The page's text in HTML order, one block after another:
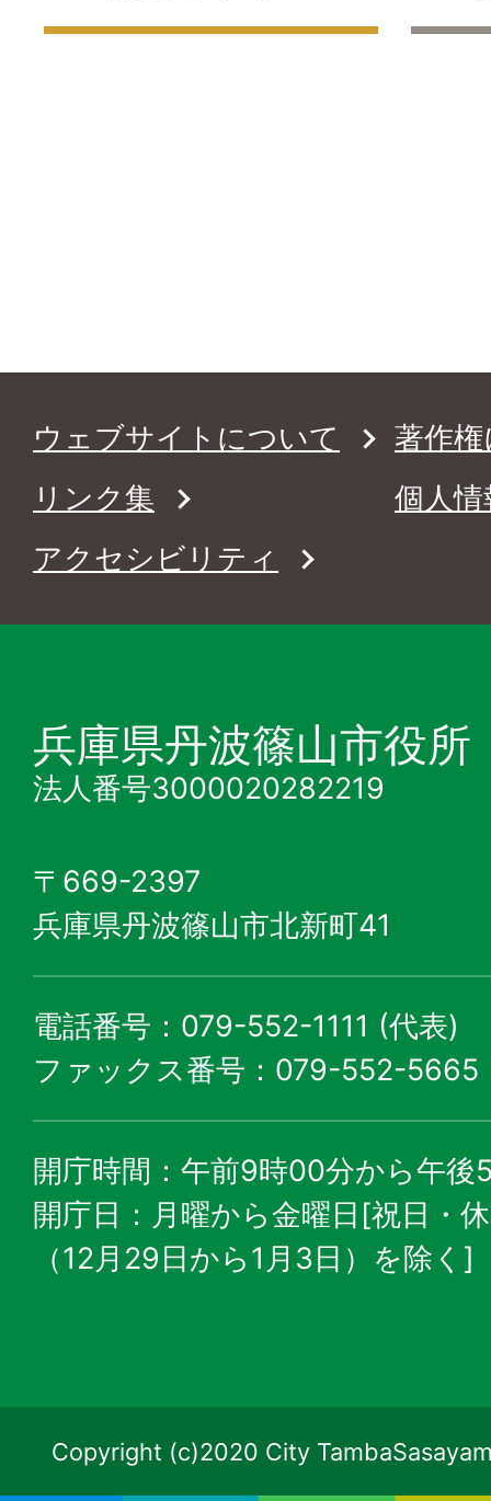
ウェブサイトについて
著作
リンク集
個人
アクセシビリティ
兵庫県丹波篠山市役所
法人番号3000020282219
〒669-2397
兵庫県丹波篠山市北新町41
電話番号：079-552-1111 (代表)
ファックス番号：079-552-5665
開庁時間：午前9時00分から午後
開庁日：月曜から金曜日[祝日・
（12月29日から1月3日）を除く]
Copyright (c)2020 City